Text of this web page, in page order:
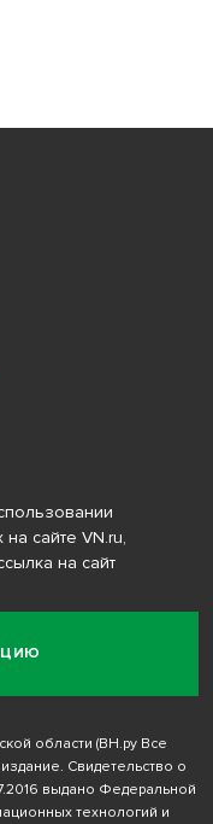
сайте VN.ru,
на сайт
области (ВН.ру Все
Свидетельство о
выдано Федеральной
технологий и